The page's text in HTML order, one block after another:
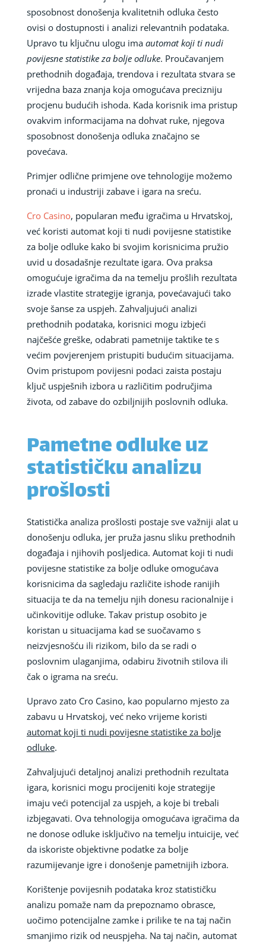
sposobnost donošenja kvalitetnih odluka često
ovisi o dostupnosti i analizi relevantnih podataka.
Upravo tu ključnu ulogu ima automat koji ti nudi
povijesne statistike za bolje odluke. Proučavanjem
prethodnih događaja, trendova i rezultata stvara se
vrijedna baza znanja koja omogućava precizniju
procjenu budućih ishoda. Kada korisnik ima pristup
ovakvim informacijama na dohvat ruke, njegova
sposobnost donošenja odluka značajno se
povećava.
Primjer odlične primjene ove tehnologije možemo
pronaći u industriji zabave i igara na sreću.
Cro Casino, popularan među igračima u Hrvatskoj,
već koristi automat koji ti nudi povijesne statistike
za bolje odluke kako bi svojim korisnicima pružio
uvid u dosadašnje rezultate igara. Ova praksa
omogućuje igračima da na temelju prošlih rezultata
izrade vlastite strategije igranja, povećavajući tako
svoje šanse za uspjeh. Zahvaljujući analizi
prethodnih podataka, korisnici mogu izbjeći
najčešće greške, odabrati pametnije taktike te s
većim povjerenjem pristupiti budućim situacijama.
Ovim pristupom povijesni podaci zaista postaju
ključ uspješnih izbora u različitim područjima
života, od zabave do ozbiljnijih poslovnih odluka.
Pametne odluke uz
statističku analizu
prošlosti
Statistička analiza prošlosti postaje sve važniji alat u
donošenju odluka, jer pruža jasnu sliku prethodnih
događaja i njihovih posljedica. Automat koji ti nudi
povijesne statistike za bolje odluke omogućava
korisnicima da sagledaju različite ishode ranijih
situacija te da na temelju njih donesu racionalnije i
učinkovitije odluke. Takav pristup osobito je
koristan u situacijama kad se suočavamo s
neizvjesnošću ili rizikom, bilo da se radi o
poslovnim ulaganjima, odabiru životnih stilova ili
čak o igrama na sreću.
Upravo zato Cro Casino, kao popularno mjesto za
zabavu u Hrvatskoj, već neko vrijeme koristi
automat koji ti nudi povijesne statistike za bolje
odluke.
Zahvaljujući detaljnoj analizi prethodnih rezultata
igara, korisnici mogu procijeniti koje strategije
imaju veći potencijal za uspjeh, a koje bi trebali
izbjegavati. Ova tehnologija omogućava igračima da
ne donose odluke isključivo na temelju intuicije, već
da iskoriste objektivne podatke za bolje
razumijevanje igre i donošenje pametnijih izbora.
Korištenje povijesnih podataka kroz statističku
analizu pomaže nam da prepoznamo obrasce,
uočimo potencijalne zamke i prilike te na taj način
smanjimo rizik od neuspjeha. Na taj način, automat